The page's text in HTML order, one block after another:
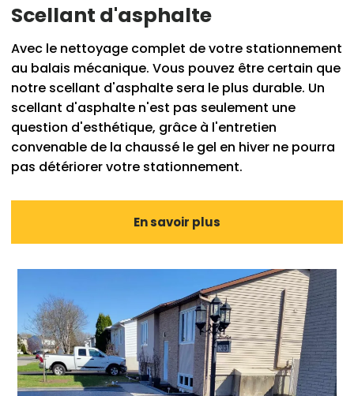
Scellant d'asphalte
Avec le nettoyage complet de votre stationnement
au balais mécanique. Vous pouvez être certain que
notre scellant d'asphalte sera le plus durable. Un
scellant d'asphalte n'est pas seulement une
question d'esthétique, grâce à l'entretien
convenable de la chaussé le gel en hiver ne pourra
pas détériorer votre stationnement.
En savoir plus